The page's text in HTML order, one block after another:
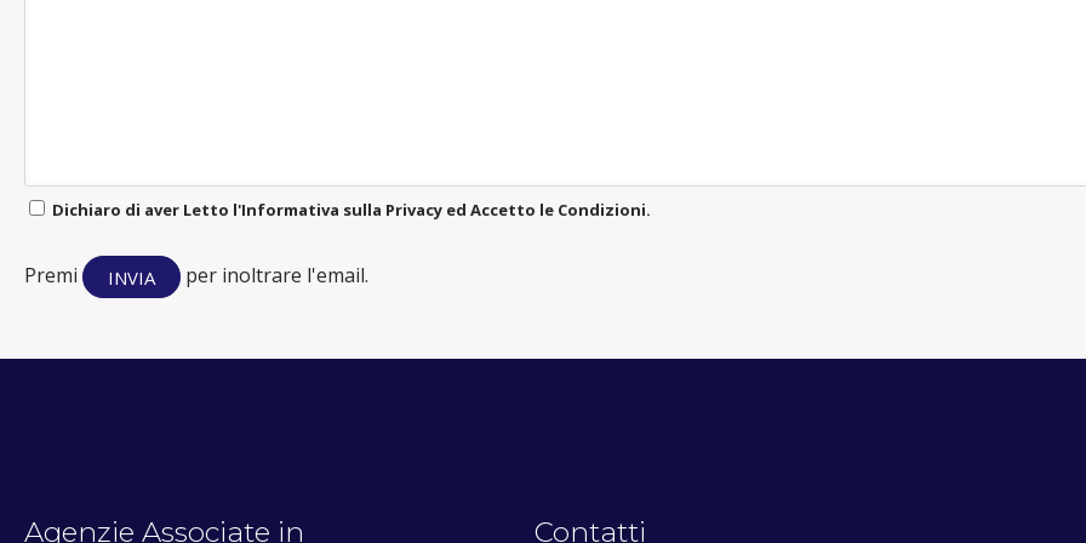
Dichiaro di aver Letto l'Informativa sulla Privacy ed Accetto le Condizioni.
Premi per inoltrare l'email.
Agenzie Associate in Contatti